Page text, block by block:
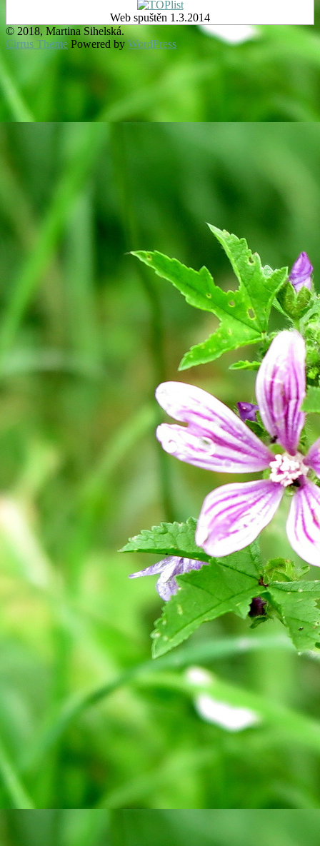
Web spuštěn 1.3.2014
© 2018, Martina Sihelská.
Cirrus Theme Powered by WordPress